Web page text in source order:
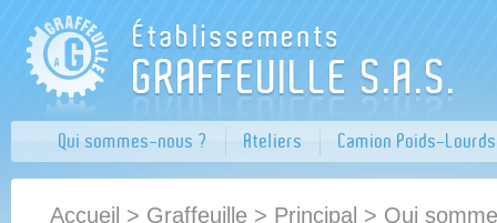
Qui sommes-nous ? Ateliers Camion Poids-Lourds
Accueil > Graffeuille > Principal > Qui